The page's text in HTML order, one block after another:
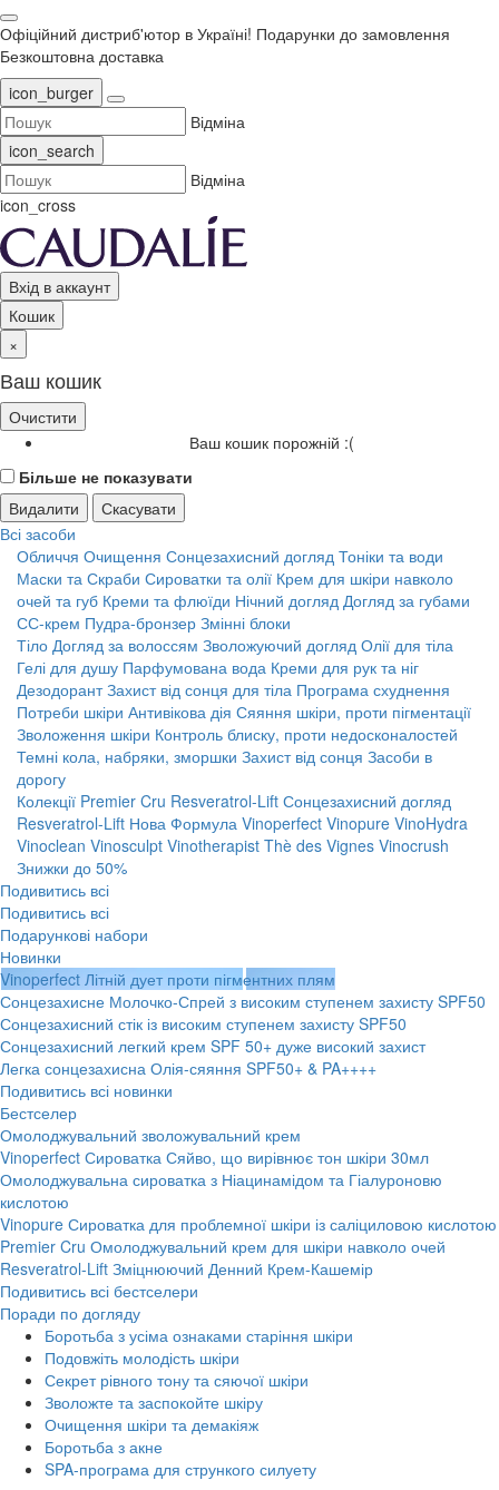
Офіційний дистриб'ютор в Україні! Подарунки до замовлення
Безкоштовна доставка
icon_burger
Відміна
icon_search
Відміна
icon_cross
Вхід в аккаунт
Кошик
×
Ваш кошик
Очистити
Ваш кошик порожній :(
Більше не показувати
Видалити
Скасувати
Всі засоби
Обличчя Очищення Сонцезахисний догляд Тоніки та води
Маски та Скраби Сироватки та олії Крем для шкіри навколо
очей та губ Креми та флюїди Нічний догляд Догляд за губами
СС-крем Пудра-бронзер Змінні блоки
Тіло Догляд за волоссям Зволожуючий догляд Олії для тіла
Гелі для душу Парфумована вода Креми для рук та ніг
Дезодорант Захист від сонця для тіла Програма схуднення
Потреби шкіри Антивікова дія Сяяння шкіри, проти пігментації
Зволоження шкіри Контроль блиску, проти недосконалостей
Темні кола, набряки, зморшки Захист від сонця Засоби в
дорогу
Колекції Premier Cru Resveratrol-Lift Сонцезахисний догляд
Resveratrol-Lift Нова Формула Vinoperfect Vinopure VinoHydra
Vinoclean Vinosculpt Vinotherapist Thè des Vignes Vinocrush
Знижки до 50%
Подивитись всі
Подивитись всі
Подарункові набори
Новинки
Vinoperfect Літній дует проти пігментних плям
Сонцезахисне Молочко-Спрей з високим ступенем захисту SPF50
Сонцезахисний стік із високим ступенем захисту SPF50
Сонцезахисний легкий крем SPF 50+ дуже високий захист
Легка сонцезахисна Олія-сяяння SPF50+ & PA++++
Подивитись всі новинки
Бестселер
Омолоджувальний зволожувальний крем
Vinoperfect Сироватка Сяйво, що вирівнює тон шкіри 30мл
Омолоджувальна сироватка з Ніацинамідом та Гіалуроновю
кислотою
Vinopure Сироватка для проблемної шкіри із саліциловою кислотою
Premier Cru Омолоджувальний крем для шкіри навколо очей
Resveratrol-Lift Зміцнюючий Денний Крем-Кашемір
Подивитись всі бестселери
Поради по догляду
Боротьба з усіма ознаками старіння шкіри
Подовжіть молодість шкіри
Секрет рівного тону та сяючої шкіри
Зволожте та заспокойте шкіру
Очищення шкіри та демакіяж
Боротьба з акне
SPA-програма для стрункого силуету